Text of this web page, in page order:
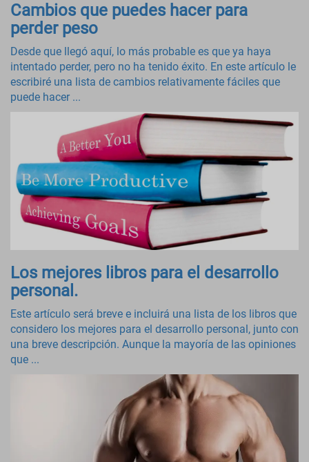
Cambios que puedes hacer para
perder peso
Desde que llegó aquí, lo más probable es que ya haya
intentado perder, pero no ha tenido éxito. En este artículo le
escribiré una lista de cambios relativamente fáciles que
puede hacer ...
Los mejores libros para el desarrollo
personal.
Este artículo será breve e incluirá una lista de los libros que
considero los mejores para el desarrollo personal, junto con
una breve descripción. Aunque la mayoría de las opiniones
que ...